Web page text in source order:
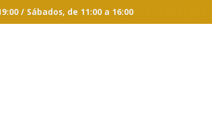
/ Sábados, de 11:00 a 16:00